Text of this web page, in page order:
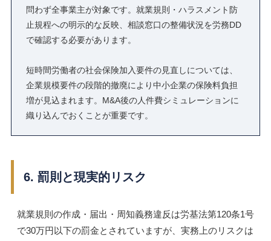
問わず全事業主が対象です。就業規則・ハラスメント防
止規程への明示的な反映、相談窓口の整備状況を労務DD
で確認する必要があります。
短時間労働者の社会保険加入要件の見直しについては、
企業規模要件の段階的撤廃により中小企業の保険料負担
増が見込まれます。M&A後の人件費シミュレーションに
織り込んでおくことが重要です。
6. 罰則と現実的リスク
就業規則の作成・届出・周知義務違反は労基法第120条1号
で30万円以下の罰金とされていますが、実務上のリスクは